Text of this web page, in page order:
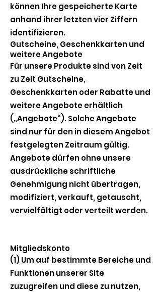
können Ihre gespeicherte Karte
anhand ihrer letzten vier Ziffern
identifizieren.
Gutscheine, Geschenkkarten und
weitere Angebote
Für unsere Produkte sind von Zeit
zu Zeit Gutscheine,
Geschenkkarten oder Rabatte und
weitere Angebote erhältlich
(„Angebote“). Solche Angebote
sind nur für den in diesem Angebot
festgelegten Zeitraum gültig.
Angebote dürfen ohne unsere
ausdrückliche schriftliche
Genehmigung nicht übertragen,
modifiziert, verkauft, getauscht,
vervielfältigt oder verteilt werden.
Mitgliedskonto
(1) Um auf bestimmte Bereiche und
Funktionen unserer Site
zuzugreifen und diese zu nutzen,